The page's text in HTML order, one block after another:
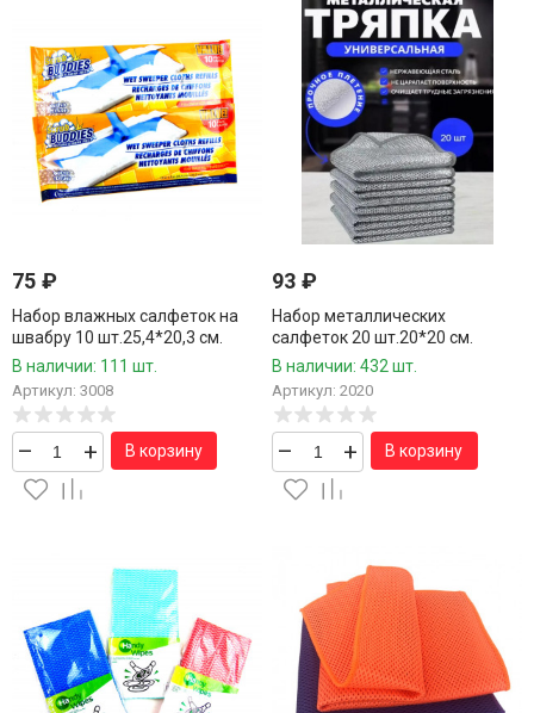
75 ₽
Набор влажных салфеток на
швабру 10 шт.25,4*20,3 см.
В наличии: 111 шт.
Артикул: 3008
– + В корзину
93₽
Набор металлических
салфеток 20 шт.20*20 см.
В наличии: 432 шт.
Артикул: 2020
– + В корзину